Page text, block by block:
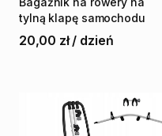
tylną klapę samochodu
20,00 zł / dzień